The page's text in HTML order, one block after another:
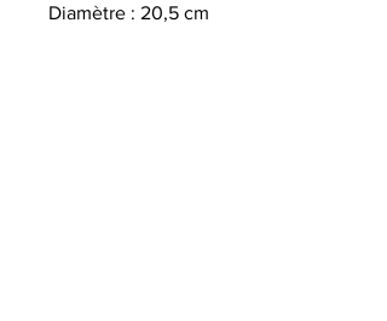
Diamètre : 20,5 cm